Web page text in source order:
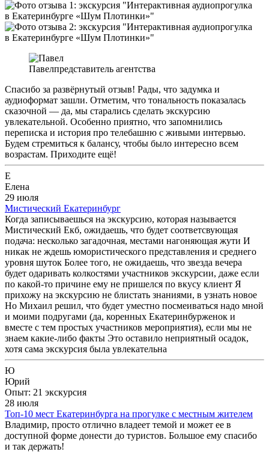
Павелпредставитель агентства
Спасибо за развёрнутый отзыв! Рады, что задумка и
аудиоформат зашли. Отметим, что тональность показалась
сказочной — да, мы старались сделать экскурсию
увлекательной. Особенно приятно, что запомнились
переписка и история про телебашню с живыми интервью.
Будем стремиться к балансу, чтобы было интересно всем
возрастам. Приходите ещё!
Е
Елена
29 июля
Мистический Екатеринбург
Когда записываешься на экскурсию, которая называется
Мистический Екб, ожидаешь, что будет соответсвующая
подача: несколько загадочная, местами нагоняющая жути И
никак не ждешь юмористического представления и среднего
уровня шуток Более того, не ожидаешь, что звезда вечера
будет одаривать колкостями участников экскурсии, даже если
по какой-то причине ему не пришелся по вкусу клиент Я
прихожу на экскурсию не блистать знаниями, в узнать новое
Но Михаил решил, что будет уместно посмеиваться надо мной
и моими подругами (да, коренных Екатеринбурженок и
вместе с тем простых участников мероприятия), если мы не
знаем какие-либо факты Это оставило неприятный осадок,
хотя сама экскурсия была увлекательна
Ю
Юрий
Опыт: 21 экскурсия
28 июля
Топ-10 мест Екатеринбурга на прогулке с местным жителем
Владимир, просто отлично владеет темой и может ее в
доступной форме донести до туристов. Большое ему спасибо
и так держать!